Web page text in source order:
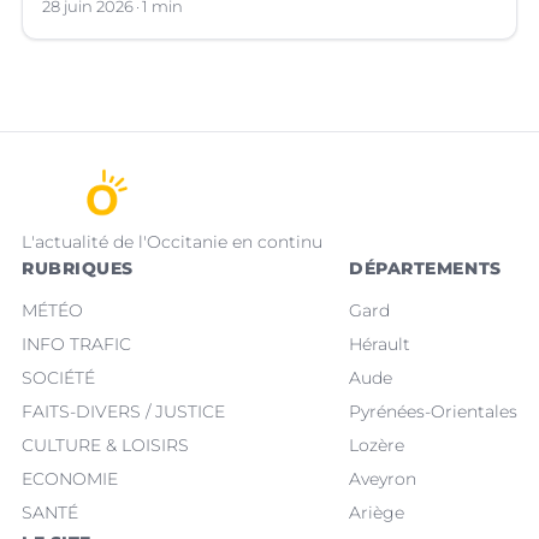
juillet prochain.
28 juin 2026 1 min
L'actualité de l'Occitanie en continu
RUBRIQUES
MÉTÉO
INFO TRAFIC
SOCIÉTÉ
FAITS-DIVERS / JUSTICE
CULTURE & LOISIRS
ECONOMIE
SANTÉ
DÉPARTEMENTS
Gard
Hérault
Aude
Pyrénées-Orientales
Lozère
Aveyron
Ariège